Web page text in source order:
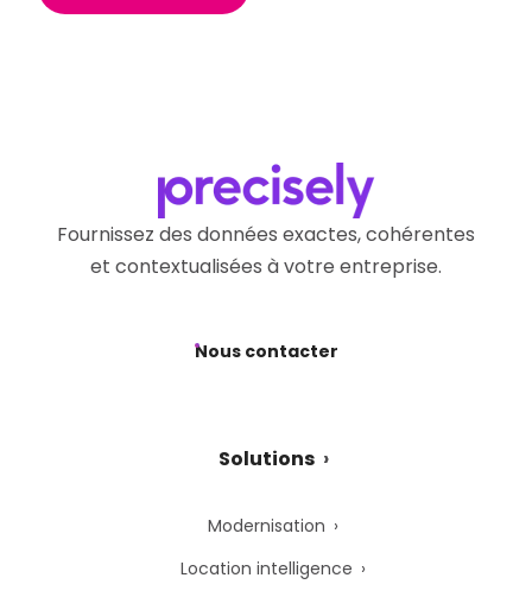
Fournissez des données exactes, cohérentes
et contextualisées à votre entreprise.
Nous contacter
Solutions
Modernisation
Location intelligence